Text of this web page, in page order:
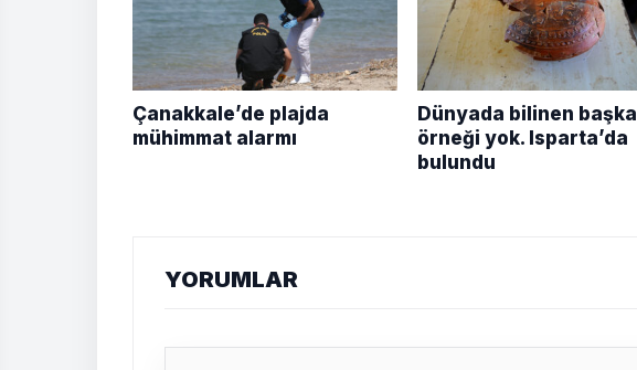
Çanakkale’de plajda
mühimmat alarmı
Dünyada bilinen başka
örneği yok. Isparta’da
bulundu
YORUMLAR